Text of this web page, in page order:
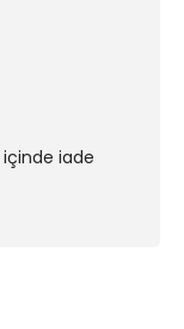
içinde iade